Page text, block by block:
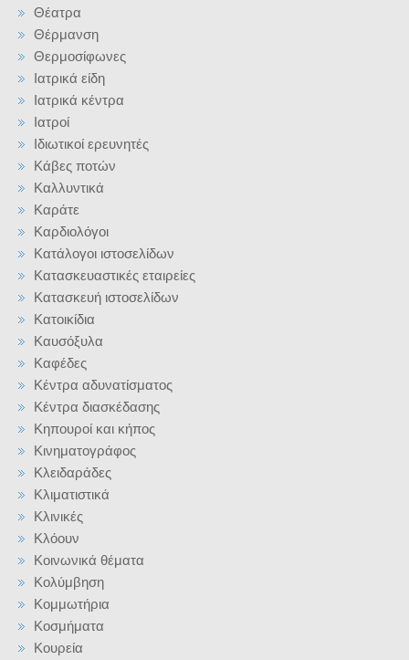
Θέατρα
Θέρμανση
Θερμοσίφωνες
Ιατρικά είδη
Ιατρικά κέντρα
Ιατροί
Ιδιωτικοί ερευνητές
Κάβες ποτών
Καλλυντικά
Καράτε
Καρδιολόγοι
Κατάλογοι ιστοσελίδων
Κατασκευαστικές εταιρείες
Κατασκευή ιστοσελίδων
Κατοικίδια
Καυσόξυλα
Καφέδες
Κέντρα αδυνατίσματος
Κέντρα διασκέδασης
Κηπουροί και κήπος
Κινηματογράφος
Κλειδαράδες
Κλιματιστικά
Κλινικές
Κλόουν
Κοινωνικά θέματα
Κολύμβηση
Κομμωτήρια
Κοσμήματα
Κουρεία